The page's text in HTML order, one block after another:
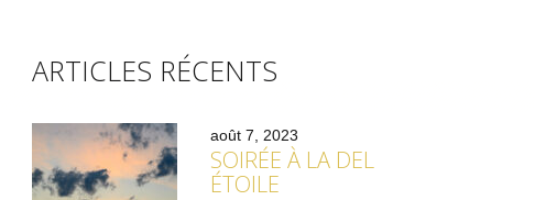
ARTICLES RÉCENTS
août 7, 2023
SOIRÉE À LA DEL
ÉTOILE